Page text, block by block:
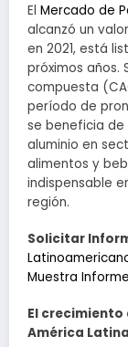
El Mercado de
alcanzó un
en 2021, está
próximos años.
compuesta
período de
se beneficia
aluminio en
alimentos y
indispensable
región.
Solicitar
Muestra
El crecimiento
América